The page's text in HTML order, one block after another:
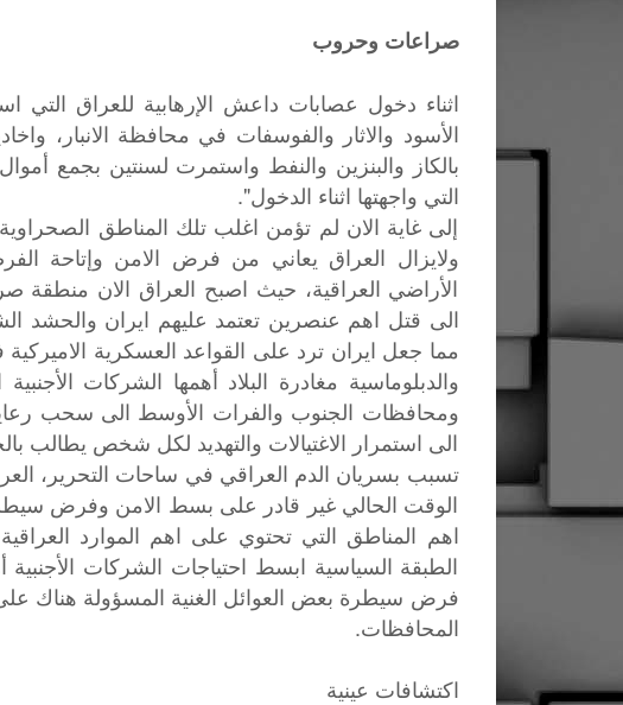
صراعات وحروب
اثناء دخول عصابات داعش الإرهابية للعراق التي
الأسود والاثار والفوسفات في محافظة الانبار،
بالكاز والبنزين والنفط واستمرت لسنتين بجمع
التي واجهتها اثناء الدخول".
إلى غاية الان لم تؤمن اغلب تلك المناطق الصحراوية
ولايزال العراق يعاني من فرض الامن وإتاحة
الأراضي العراقية، حيث اصبح العراق الان منطقة
الى قتل اهم عنصرين تعتمد عليهم ايران والحشد
مما جعل ايران ترد على القواعد العسكرية
والدبلوماسية مغادرة البلاد أهمها الشركات
ومحافظات الجنوب والفرات الأوسط الى سحب
الى استمرار الاغتيالات والتهديد لكل شخص يطالب
تسبب بسريان الدم العراقي في ساحات التحرير،
الوقت الحالي غير قادر على بسط الامن وفرض
اهم المناطق التي تحتوي على اهم الموارد
الطبقة السياسية ابسط احتياجات الشركات الأجنبية
فرض سيطرة بعض العوائل الغنية المسؤولة هناك
المحافظات.
اكتشافات عينية